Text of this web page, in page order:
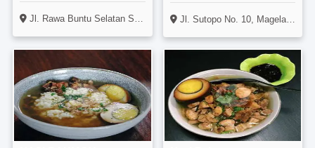
Jl. Rawa Buntu Selatan Sektor 11 Blok F1 No. 31, Bsd City, Tangerang Selatan Jl. Sutopo No. 10, Magelang Tengah, Magelang